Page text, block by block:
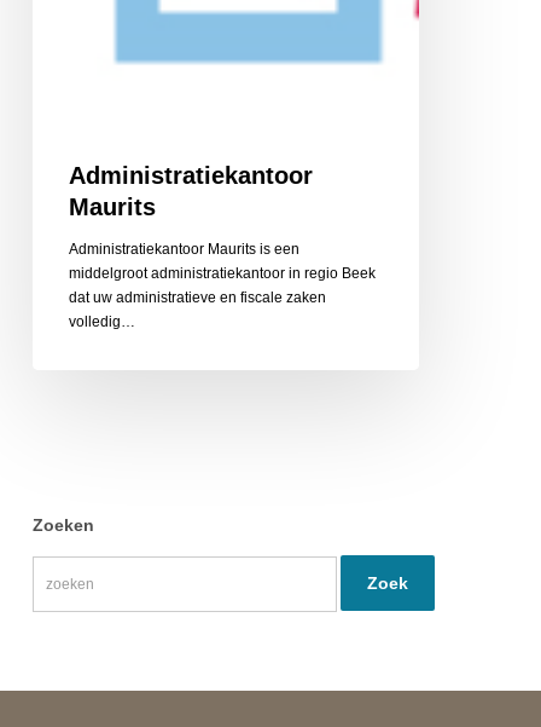
Administratiekantoor
Maurits
Administratiekantoor Maurits is een
middelgroot administratiekantoor in regio Beek
dat uw administratieve en fiscale zaken
volledig…
Zoeken